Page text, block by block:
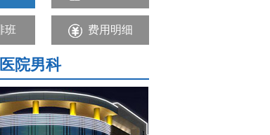
1801****1532 3分钟前成功
班 费用明细
院男科